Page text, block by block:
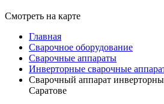
Смотреть на карте
Главная
Сварочное оборудование
Сварочные аппараты
Инверторные сварочные
Сварочный аппарат
Саратове